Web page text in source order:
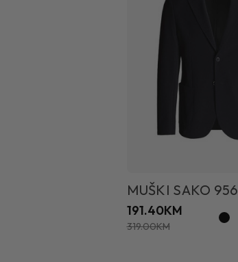
MUŠKI SAKO 956
191.40KM
319.00KM